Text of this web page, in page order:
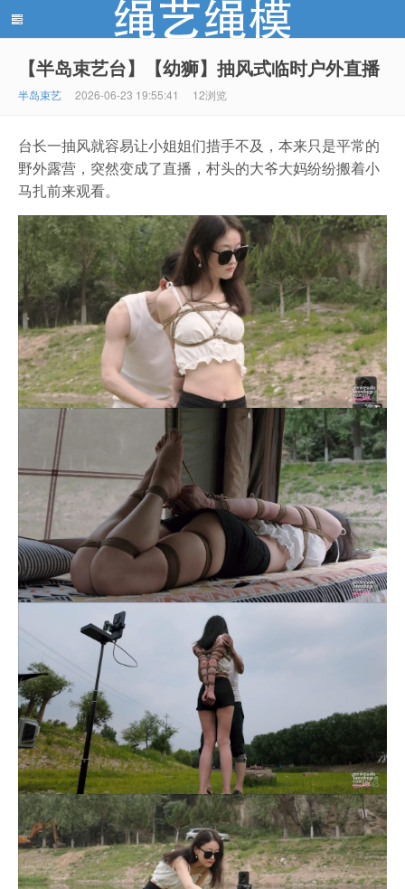
绳艺绳模(shengyishengmo.com) - 绳艺工作室 - 绳艺
模特 - 绳艺工作室 - 绳模推荐网站！
【半岛束艺台】【幼狮】抽风式临时户外直播
半岛束艺 2026-06-23 19:55:41 12浏览
台长一抽风就容易让小姐姐们措手不及，本来只是平常的
野外露营，突然变成了直播，村头的大爷大妈纷纷搬着小
马扎前来观看。